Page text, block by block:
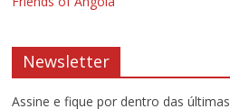
Newsletter
Assine e fique por dentro das